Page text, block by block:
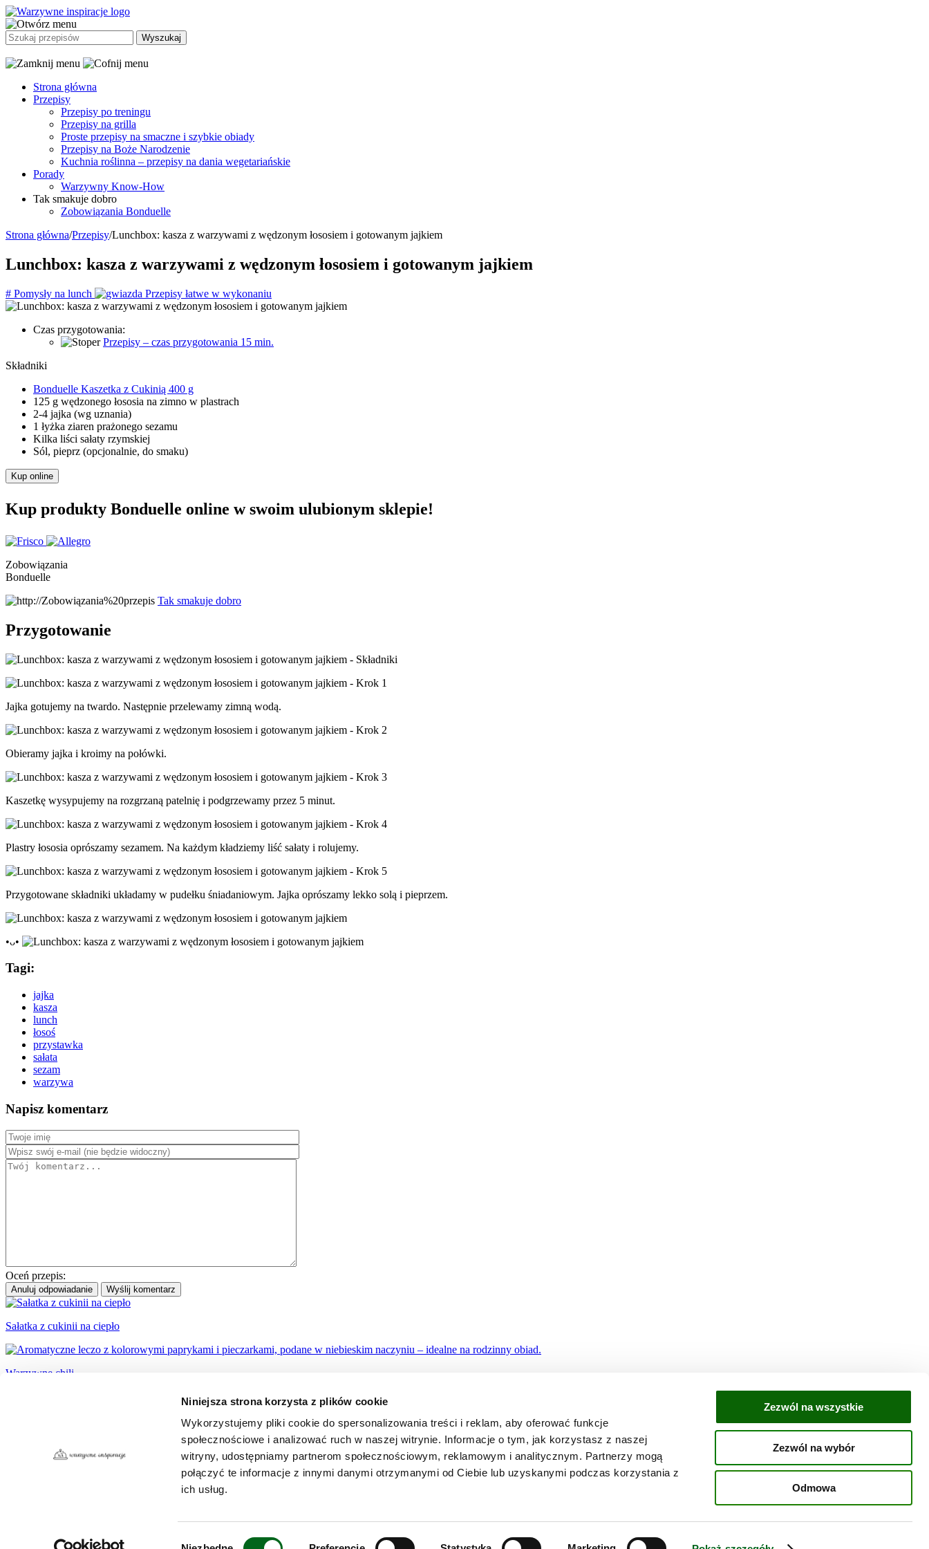
Niniejsza strona korzysta z plików cookie
Wykorzystujemy pliki cookie do spersonalizowania treści i reklam, aby oferować funkcje
społecznościowe i analizować ruch w naszej witrynie. Informacje o tym, jak korzystasz z naszej
witryny, udostępniamy partnerom społecznościowym, reklamowym i analitycznym. Partnerzy mogą
połączyć te informacje z innymi danymi otrzymanymi od Ciebie lub uzyskanymi podczas korzystania z
ich usług.
Zezwól na wszystkie
Zezwól na wybór
Odmowa
Strona główna
Przepisy
Przepisy po treningu
Przepisy na grilla
Proste przepisy na smaczne i szybkie obiady
Przepisy na Boże Narodzenie
Kuchnia roślinna – przepisy na dania wegetariańskie
Porady
Warzywny Know-How
Tak smakuje dobro
Zobowiązania Bonduelle
Strona główna/Przepisy/Lunchbox: kasza z warzywami z wędzonym łososiem i gotowanym jajkiem
Lunchbox: kasza z warzywami z wędzonym łososiem i gotowanym jajkiem
# Pomysły na lunch Przepisy łatwe w wykonaniu
Czas przygotowania:
Przepisy – czas przygotowania 15 min.
Składniki
Bonduelle Kaszetka z Cukinią 400 g
125 g wędzonego łososia na zimno w plastrach
2-4 jajka (wg uznania)
1 łyżka ziaren prażonego sezamu
Kilka liści sałaty rzymskiej
Sól, pieprz (opcjonalnie, do smaku)
Kup online
Kup produkty Bonduelle online w swoim ulubionym sklepie!
Zobowiązania
Bonduelle
Tak smakuje dobro
Przygotowanie
Jajka gotujemy na twardo. Następnie przelewamy zimną wodą.
Obieramy jajka i kroimy na połówki.
Kaszetkę wysypujemy na rozgrzaną patelnię i podgrzewamy przez 5 minut.
Plastry łososia oprószamy sezamem. Na każdym kładziemy liść sałaty i rolujemy.
Przygotowane składniki układamy w pudełku śniadaniowym. Jajka oprószamy lekko solą i pieprzem.
•ᴗ•
Tagi:
jajka
kasza
lunch
łosoś
przystawka
sałata
sezam
warzywa
Napisz komentarz
Oceń przepis:
Anuluj odpowiadanie Wyślij komentarz
Sałatka z cukinii na ciepło
Warzywne chili